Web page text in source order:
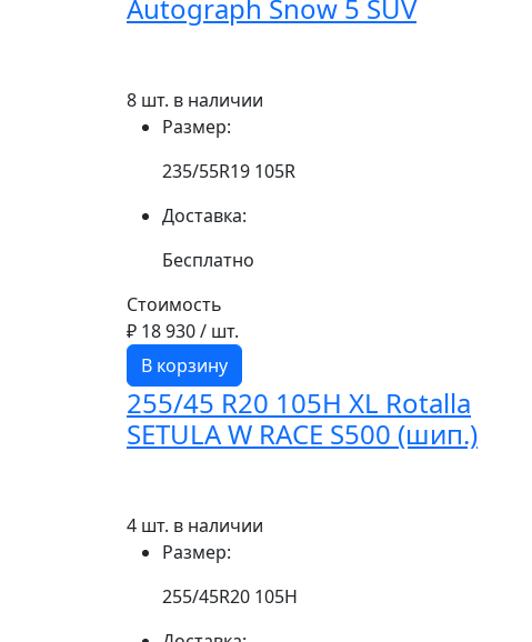
Autograph Snow 5 SUV
8 шт. в наличии
Размер:
235/55R19 105R
Доставка:
Бесплатно
Стоимость
₽ 18 930/ шт.
В корзину
255/45 R20 105H XL Rotalla
SETULA W RACE S500 (шип.)
4 шт. в наличии
Размер:
255/45R20 105H